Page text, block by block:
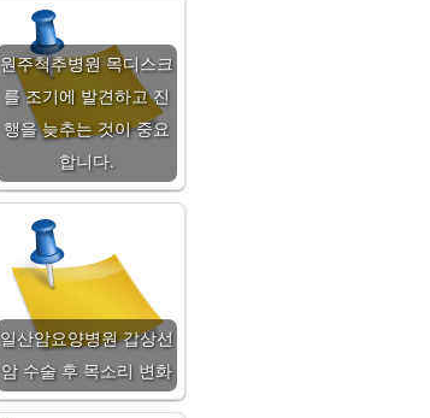
원주척추병원 목디스크
를 조기에 발견하고 진
행을 늦추는 것이 중요
합니다.
일산암요양병원 갑상선
암 수술 후 목소리 변화